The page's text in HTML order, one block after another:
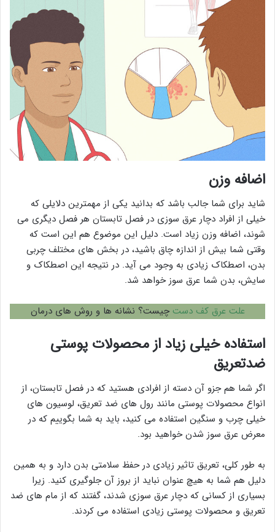
اضافه وزن
شاید برای شما جالب باشد که بدانید یکی از مهمترین دلایلی که
خیلی از افراد دچار عرق سوزی در فصل تابستان هر فصل دیگری می
شوند، اضافه وزن زیاد است. دلیل این موضوع هم این است که
وقتی شما بیش از اندازه چاق باشید، در بخش های مختلف چربی
بدن، اصطکاک زیادی به وجود می آید. در نتیجه این اصطکاک و
سایش، بدن شما عرق سوز خواهد شد.
علت عرق کف دستچیست؟ نشانه ها و روش های درمان
استفاده خیلی زیاد از محصولات پوستی
ضدتعریق
اگر شما هم جزو آن دسته از افرادی هستید که در فصل تابستان، از
انواع محصولات پوستی مانند رول های ضد تعریق، لوسیون های
خیلی چرب و سنگین استفاده می کنید، باید به شما بگوییم که در
معرض عرق سوز شدن خواهید بود.
به طور کلی، تعریق تاثیر زیادی در حفظ سلامتی بدن دارد و به همین
دلیل هم شما به هیچ عنوان نباید از بروز آن جلوگیری کنید. زیرا
بسیاری از کسانی که دچار عرق سوزی شدند، گفتند که از مام های ضد
تعریق و محصولات پوستی زیادی استفاده می کردند.